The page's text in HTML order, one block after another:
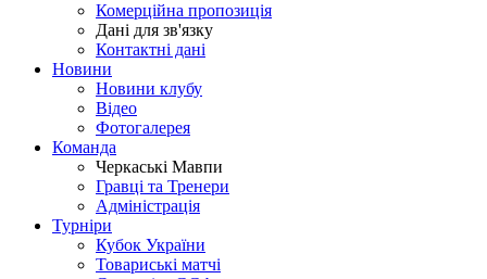
Комерційна пропозиція
Дані для зв'язку
Контактні дані
Новини
Новини клубу
Відео
Фотогалерея
Команда
Черкаські Мавпи
Гравці та Тренери
Адміністрація
Турніри
Кубок України
Товариські матчі